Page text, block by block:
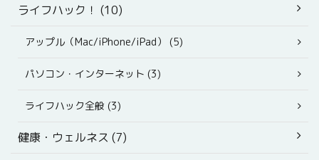
ライフハック！ (10)
アップル（Mac/iPhone/iPad） (5)
パソコン・インターネット (3)
ライフハック全般 (3)
健康・ウェルネス (7)